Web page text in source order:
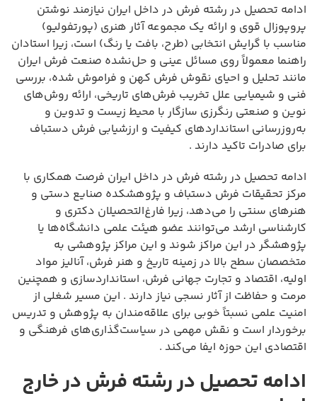
ادامه تحصیل در رشته فرش در داخل ایران نیازمند نوشتن
پروپوزال قوی و ارائه یک مجموعه آثار هنری (پورتفولیو)
مناسب با گرایش انتخابی (طرح، بافت یا رنگ) است، زیرا استادان
راهنما معمولاً روی مسائل عینی و حل‌نشده صنعت فرش ایران
مانند تحلیل و احیای نقوش فرش کهن و فراموش شده، بررسی
فنی و شیمیایی علل تخریب فرش‌های تاریخی، ارائه روش‌های
نوین و صنعتی رنگرزی سازگار با محیط زیست و تدوین و
به‌روزرسانی استانداردهای کیفیت و ارزشیابی فرش دستباف
برای صادرات تاکید دارند .
ادامه تحصیل در رشته فرش در داخل ایران فرصت همکاری با
مرکز تحقیقات فرش دستباف و پژوهشکده صنایع دستی و
هنرهای سنتی را می‌دهد، زیرا فارغ‌التحصیلان دکتری و
کارشناسی ارشد می‌توانند عضو هیئت علمی دانشگاه‌ها یا
پژوهشگر در این مراکز شوند و این مراکز پژوهشی به
متخصصان سطح بالا در زمینه تاریخ و هنر فرش، آنالیز مواد
اولیه، اقتصاد و تجارت جهانی فرش، استانداردسازی و همچنین
مرمت و حفاظت از آثار نسجی نیاز دارند . این مسیر شغلی از
امنیت علمی نسبتاً خوبی برای علاقه‌مندان به پژوهش و تدریس
برخوردار است و نقش مهمی در سیاست‌گذاری‌های فرهنگی و
اقتصادی این حوزه ایفا می‌کند .
ادامه تحصیل در رشته فرش در خارج